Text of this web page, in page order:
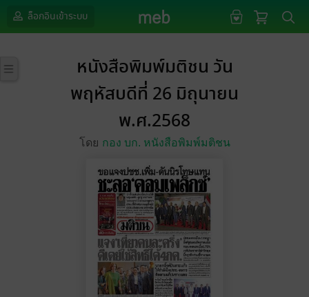
ล็อกอินเข้าระบบ
หนังสือพิมพ์มติชน วัน
พฤหัสบดีที่ 26 มิถุนายน
พ.ศ.2568
โดย กอง บก. หนังสือพิมพ์มติชน